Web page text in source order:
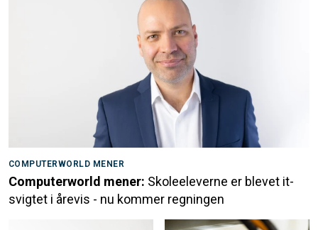
COMPUTERWORLD MENER
Computerworld mener: Skoleeleverne er blevet it-
svigtet i årevis - nu kommer regningen